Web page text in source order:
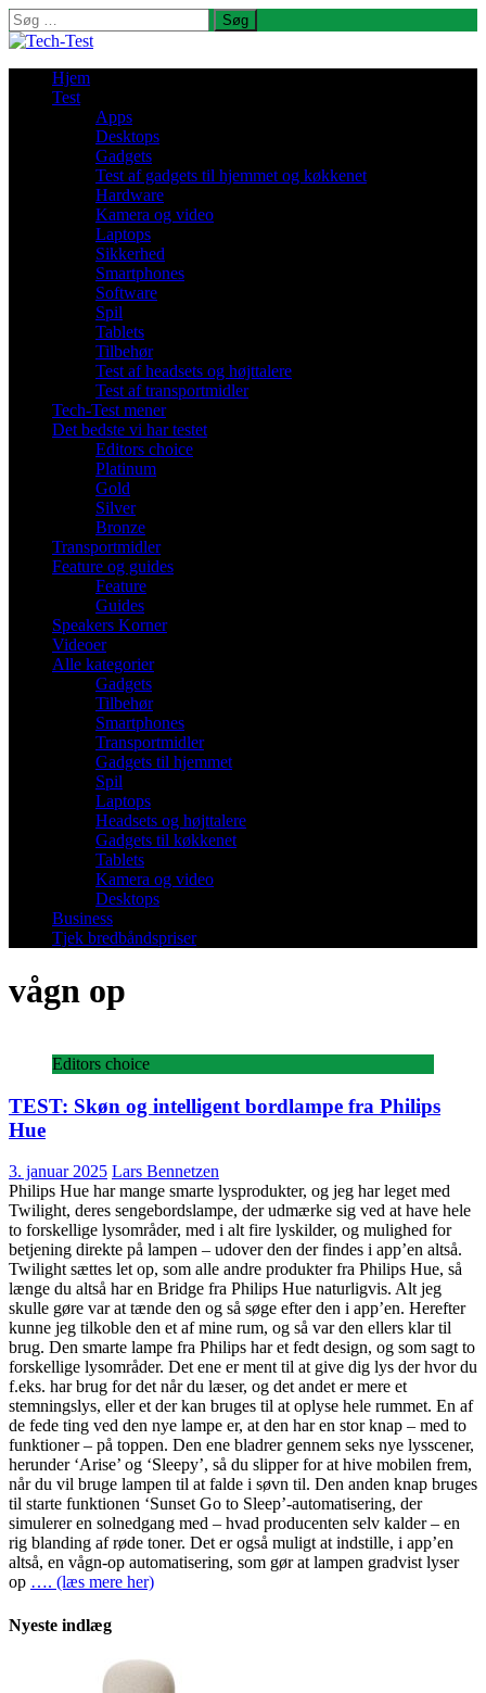
Søg
efter:
Hjem
Test
Apps
Desktops
Gadgets
Test af gadgets til hjemmet og køkkenet
Hardware
Kamera og video
Laptops
Sikkerhed
Smartphones
Software
Spil
Tablets
Tilbehør
Test af headsets og højttalere
Test af transportmidler
Tech-Test mener
Det bedste vi har testet
Editors choice
Platinum
Gold
Silver
Bronze
Transportmidler
Feature og guides
Feature
Guides
Speakers Korner
Videoer
Alle kategorier
Gadgets
Tilbehør
Smartphones
Transportmidler
Gadgets til hjemmet
Spil
Laptops
Headsets og højttalere
Gadgets til køkkenet
Tablets
Kamera og video
Desktops
Business
Tjek bredbåndspriser
vågn op
Editors choice
TEST: Skøn og intelligent bordlampe fra Philips
Hue
3. januar 2025 Lars Bennetzen
Philips Hue har mange smarte lysprodukter, og jeg har leget med
Twilight, deres sengebordslampe, der udmærke sig ved at have hele
to forskellige lysområder, med i alt fire lyskilder, og mulighed for
betjening direkte på lampen – udover den der findes i app’en altså.
Twilight sættes let op, som alle andre produkter fra Philips Hue, så
længe du altså har en Bridge fra Philips Hue naturligvis. Alt jeg
skulle gøre var at tænde den og så søge efter den i app’en. Herefter
kunne jeg tilkoble den et af mine rum, og så var den ellers klar til
brug. Den smarte lampe fra Philips har et fedt design, og som sagt to
forskellige lysområder. Det ene er ment til at give dig lys der hvor du
f.eks. har brug for det når du læser, og det andet er mere et
stemningslys, eller et der kan bruges til at oplyse hele rummet. En af
de fede ting ved den nye lampe er, at den har en stor knap – med to
funktioner – på toppen. Den ene bladrer gennem seks nye lysscener,
herunder ‘Arise’ og ‘Sleepy’, så du slipper for at hive mobilen frem,
når du vil bruge lampen til at falde i søvn til. Den anden knap bruges
til starte funktionen ‘Sunset Go to Sleep’-automatisering, der
simulerer en solnedgang med – hvad producenten selv kalder – en
rig blanding af røde toner. Det er også muligt at indstille, i app’en
altså, en vågn-op automatisering, som gør at lampen gradvist lyser
op …. (læs mere her)
Nyeste indlæg